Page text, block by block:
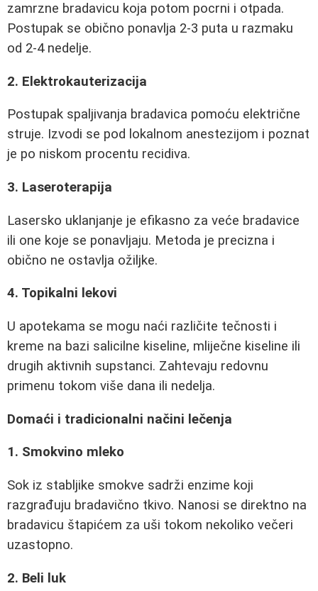
zamrzne bradavicu koja potom pocrni i otpada.
Postupak se obično ponavlja 2-3 puta u razmaku
od 2-4 nedelje.
2. Elektrokauterizacija
Postupak spaljivanja bradavica pomoću električne
struje. Izvodi se pod lokalnom anestezijom i poznat
je po niskom procentu recidiva.
3. Laseroterapija
Lasersko uklanjanje je efikasno za veće bradavice
ili one koje se ponavljaju. Metoda je precizna i
obično ne ostavlja ožiljke.
4. Topikalni lekovi
U apotekama se mogu naći različite tečnosti i
kreme na bazi salicilne kiseline, mliječne kiseline ili
drugih aktivnih supstanci. Zahtevaju redovnu
primenu tokom više dana ili nedelja.
Domaći i tradicionalni načini lečenja
1. Smokvino mleko
Sok iz stabljike smokve sadrži enzime koji
razgrađuju bradavično tkivo. Nanosi se direktno na
bradavicu štapićem za uši tokom nekoliko večeri
uzastopno.
2. Beli luk